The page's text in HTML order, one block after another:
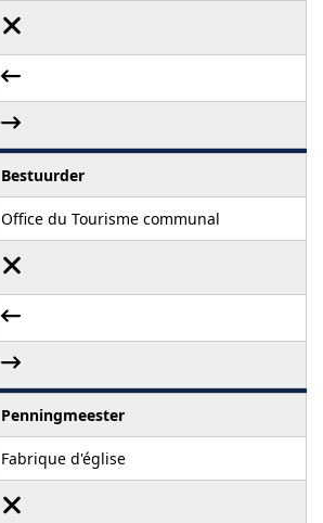
Bestuurder
Office du Tourisme communal
Penningmeester
Fabrique d'église